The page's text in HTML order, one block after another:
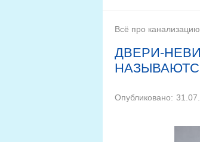
Всё про канализацию
ДВЕРИ-
Опубликовано: